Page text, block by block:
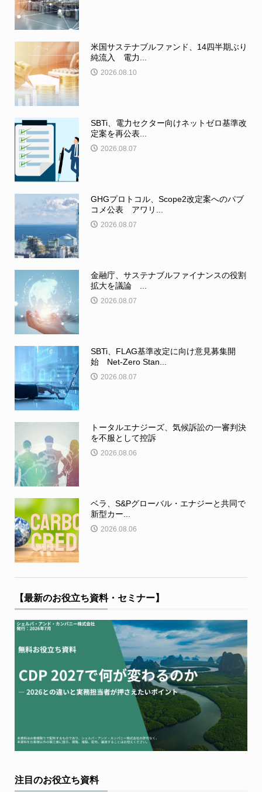
米国サステナブルファンド、14四半期ぶり
純流入 電力...
2026.08.10
SBTi、電力セクター向けネットゼロ基準改
定案を再公表...
2026.08.07
GHGプロトコル、Scope2改定案へのパブ
コメ公表 アワリ...
2026.08.07
金融庁、サステナブルファイナンスの役割
拡大を議論 ...
2026.08.07
SBTi、FLAG基準改定に向け意見募集開
始 Net-Zero Stan...
2026.08.07
トータルエナジーズ、気候訴訟の一審判決
を不服として控訴
2026.08.06
ベラ、S&Pグローバル・エナジーと共同で
新型カー...
2026.08.06
【最新のお役立ち資料・セミナー】
注目のお役立ち資料